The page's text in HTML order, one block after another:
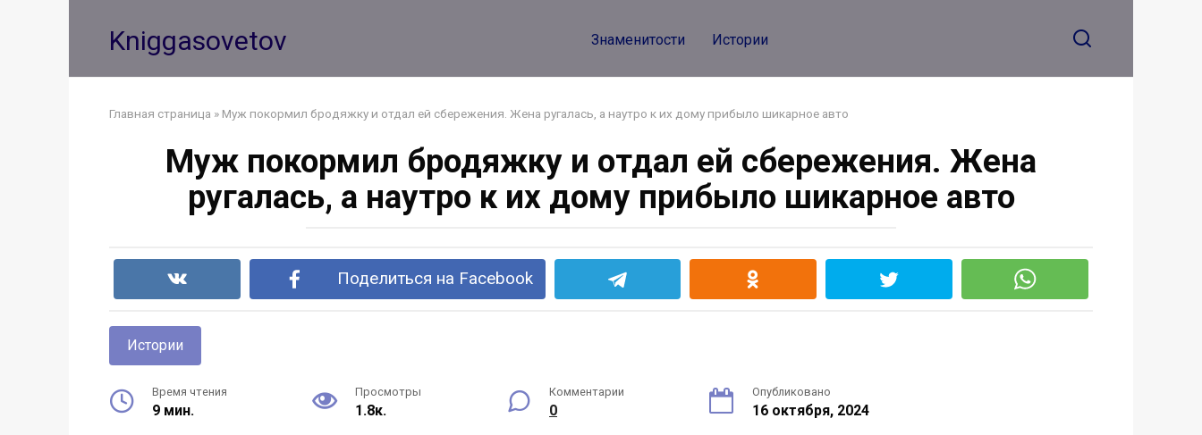
Kniggasovetov Знаменитости Истории
Главная страница » Муж покормил бродяжку и отдал ей сбережения. Жена ругалась, а наутро к их дому прибыло шикарное авто
Муж покормил бродяжку и отдал ей сбережения. Жена
ругалась, а наутро к их дому прибыло шикарное авто
Поделиться на Facebook
Истории
Время чтения
9 мин.
Просмотры
1.8к.
Комментарии
0
Опубликовано
16 октября, 2024